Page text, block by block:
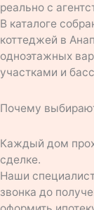
реально с
В каталоге
коттеджей в
одноэтажных
участками и
Почему
Каждый дом
сделке.
Наши
звонка до